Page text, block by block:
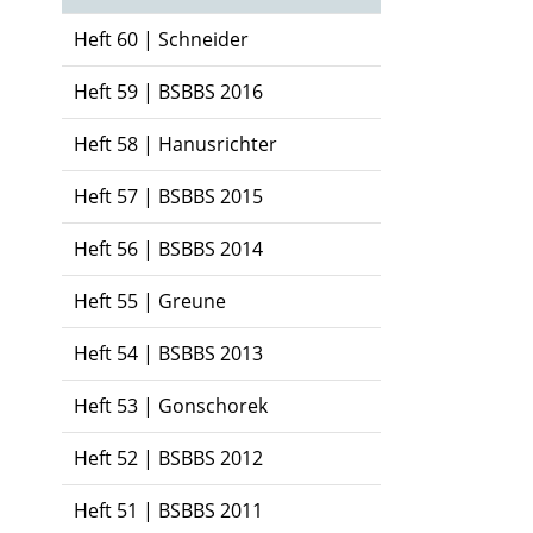
Heft 60 | Schneider
Heft 59 | BSBBS 2016
Heft 58 | Hanusrichter
Heft 57 | BSBBS 2015
Heft 56 | BSBBS 2014
Heft 55 | Greune
Heft 54 | BSBBS 2013
Heft 53 | Gonschorek
Heft 52 | BSBBS 2012
Heft 51 | BSBBS 2011